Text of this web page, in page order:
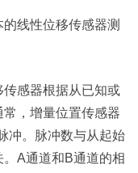
线性位移传感器测
感器根据从已知或
，增量位置传感器
冲。脉冲数与从起始
A通道和B通道的相